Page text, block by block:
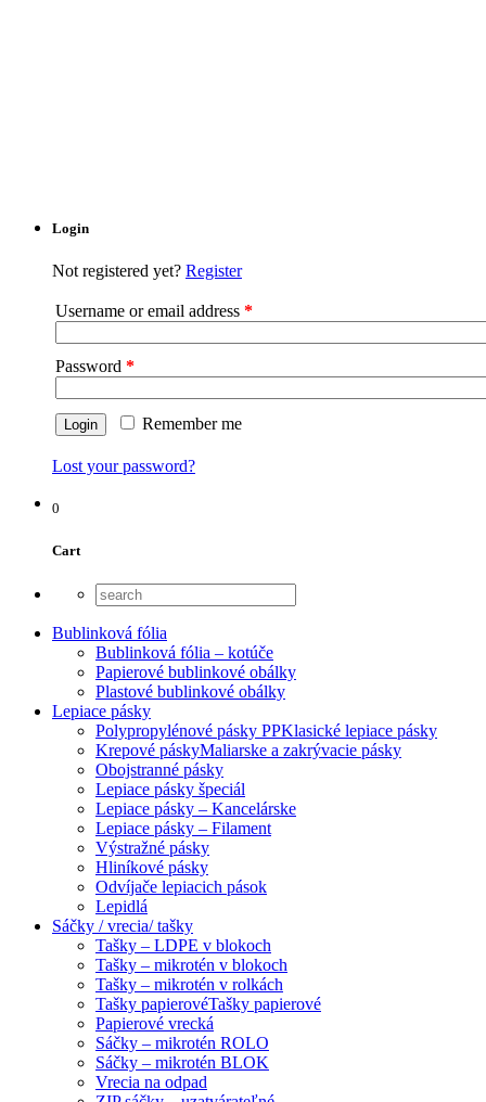
Login
Not registered yet? Register
Username or email address *
Password *
Remember me
Lost your password?
0
Cart
Bublinková fólia
Bublinková fólia – kotúče
Papierové bublinkové obálky
Plastové bublinkové obálky
Lepiace pásky
Polypropylénové pásky PPKlasické lepiace pásky
Krepové páskyMaliarske a zakrývacie pásky
Obojstranné pásky
Lepiace pásky špeciál
Lepiace pásky – Kancelárske
Lepiace pásky – Filament
Výstražné pásky
Hliníkové pásky
Odvíjače lepiacich pások
Lepidlá
Sáčky / vrecia/ tašky
Tašky – LDPE v blokoch
Tašky – mikrotén v blokoch
Tašky – mikrotén v rolkách
Tašky papierovéTašky papierové
Papierové vrecká
Sáčky – mikrotén ROLO
Sáčky – mikrotén BLOK
Vrecia na odpad